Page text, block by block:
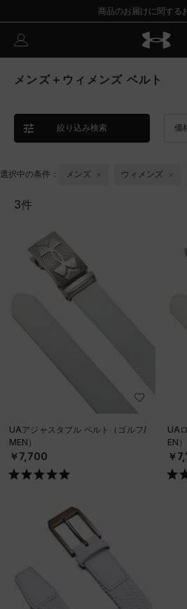
商品のお届けに関する
メンズ＋ウィメンズ ベルト
絞り込み検索 価
選択中の条件： メンズ ウィメンズ
3件
UAアジャスタブル ベルト（ゴルフ/
MEN）
￥7,700
UA
EN）
￥